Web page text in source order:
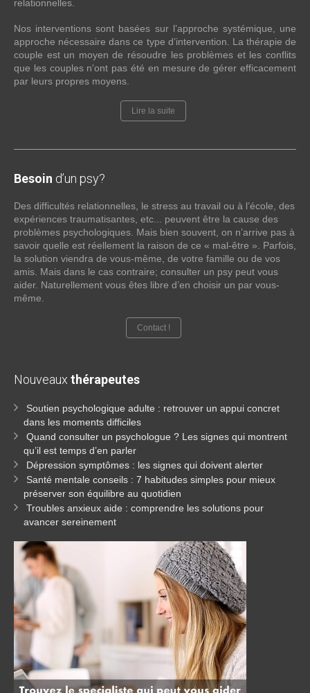
relationnelles.
Nos interventions sont basées sur l’approche systémique, une
approche nécessaire dans ce type d’intervention. La thérapie de
couple est un moyen de résoudre les problèmes et les conflits
que les couples n'ont pas été en mesure de gérer efficacement
par leurs propres moyens.
Lire la suite
Besoin d’un psy?
Des difficultés relationnelles, le stress au travail ou à l’école, des
expériences traumatisantes, etc... peuvent être la cause des
problèmes psychologiques. Mais bien souvent, on n’arrive pas à
savoir quelle est réellement la raison de ce « mal-être ». Parfois,
la solution viendra de vous-même, de votre famille ou de vos
amis. Mais dans le cas contraire; consulter un psy peut vous
aider. Naturellement vous êtes libre d’en choisir un par vous-
même.
Contact !
Nouveaux thérapeutes
Soutien psychologique adulte : retrouver un appui concret
dans les moments difficiles
Quand consulter un psychologue ? Les signes qui montrent
qu’il est temps d’en parler
Dépression symptômes : les signes qui doivent alerter
Santé mentale conseils : 7 habitudes simples pour mieux
préserver son équilibre au quotidien
Troubles anxieux aide : comprendre les solutions pour
avancer sereinement